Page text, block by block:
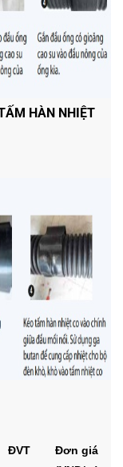
HÀN NHIỆT
ĐVT
Đơn giá